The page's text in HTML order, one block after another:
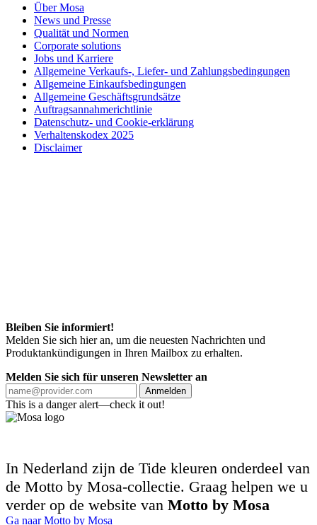
Über Mosa
News und Presse
Qualität und Normen
Corporate solutions
Jobs und Karriere
Allgemeine Verkaufs-, Liefer- und Zahlungsbedingungen
Allgemeine Einkaufsbedingungen
Allgemeine Geschäftsgrundsätze
Auftragsannahmerichtlinie
Datenschutz- und Cookie-erklärung
Verhaltenskodex 2025
Disclaimer
Bleiben Sie informiert!
Melden Sie sich hier an, um die neuesten Nachrichten und
Produktankündigungen in Ihren Mailbox zu erhalten.
Melden Sie sich für unseren Newsletter an
Anmelden
This is a danger alert—check it out!
In Nederland zijn de Tide kleuren onderdeel van
de Motto by Mosa-collectie. Graag helpen we u
verder op de website van Motto by Mosa
Ga naar Motto by Mosa